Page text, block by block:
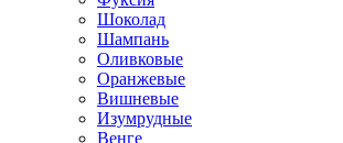
Шоколад
Шампань
Оливковые
Оранжевые
Вишневые
Изумрудные
Венге